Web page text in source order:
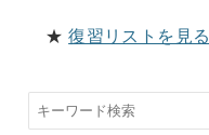
★復習リストを見る
検
索